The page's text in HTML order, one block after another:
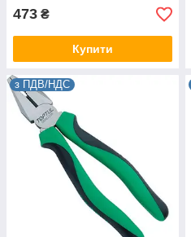
473 ₴
Купити
з ПДВ/НДС